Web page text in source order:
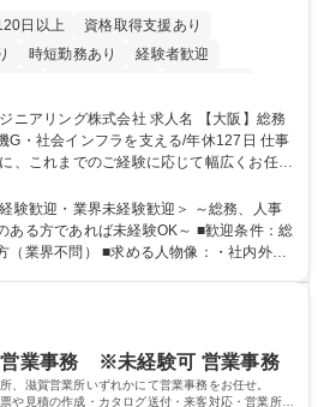
日以上
資格取得支援あり
時短勤務あり
経験者歓迎
服装自由 寮・社宅あり 食事補助あり
式会社 求人名 【大阪】総務
社会インフラを支える/年休127日 仕事
、これまでのご経験に応じて幅広くお任せ
用 など ※基本的には事務所勤務ですが、
、関西圏以外への日帰り・宿泊を伴う国内
持ちつつ、お互いに助け合いながら、総
験歓迎・業界未経験歓迎＞ ～総務、人事
ある方であれば未経験OK～ ■歓迎条件：総
る人物像：・社内外の
営業事務 ※未経験可 営業事務
、滋賀営業所いずれかにて営業事務をお任せ。
や見積の作成・カタログ送付・来客対応・営業所内